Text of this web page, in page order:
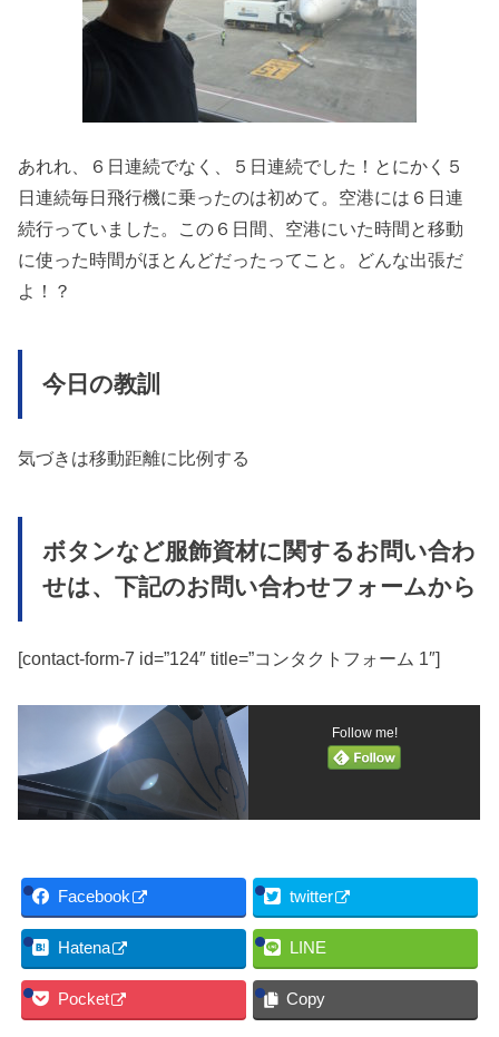
あれれ、６日連続でなく、５日連続でした！とにかく５
日連続毎日飛行機に乗ったのは初めて。空港には６日連
続行っていました。この６日間、空港にいた時間と移動
に使った時間がほとんどだったってこと。どんな出張だ
よ！？
今日の教訓
気づきは移動距離に比例する
ボタンなど服飾資材に関するお問い合わ
せは、下記のお問い合わせフォームから
[contact-form-7 id=”124″ title=”コンタクトフォーム 1″]
Follow me!
Facebook twitter
Hatena LINE
Pocket Copy